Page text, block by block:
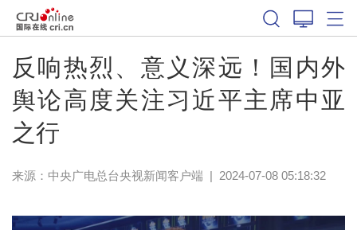
反响热烈、意义深远！国内外
舆论高度关注习近平主席中亚
之行
来源： 中央广电总台央视新闻客户端 | 2024-07-08 05:18:32